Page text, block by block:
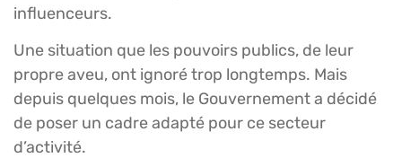
influenceurs.
Une situation que les pouvoirs publics, de leur
propre aveu, ont ignoré trop longtemps. Mais
depuis quelques mois, le Gouvernement a décidé
de poser un cadre adapté pour ce secteur
d’activité.